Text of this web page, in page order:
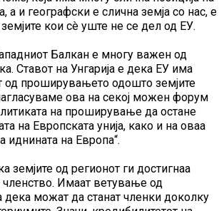
a и географски е слична земја со нас, е
кои сè уште не се дел од ЕУ.
Балкан е многу важен од
Ставот на Унгарија е дека ЕУ има
од проширувањето одошто земјите
ова на секој можен форум
на проширување да остане
на Европската унија, како и на оваа
иднината на Европа“.
земјите од регионот ги достигнаа
членство. Имаат ветување од
дека можат да станат членки доколку